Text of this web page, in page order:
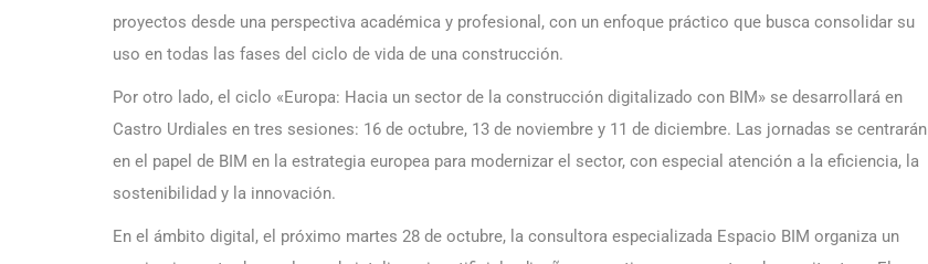
proyectos desde una perspectiva académica y profesional, con un enfoque práctico que busca consolidar su
uso en todas las fases del ciclo de vida de una construcción.
Por otro lado, el ciclo «Europa: Hacia un sector de la construcción digitalizado con BIM» se desarrollará en
Castro Urdiales en tres sesiones: 16 de octubre, 13 de noviembre y 11 de diciembre. Las jornadas se centrarán
en el papel de BIM en la estrategia europea para modernizar el sector, con especial atención a la eficiencia, la
sostenibilidad y la innovación.
En el ámbito digital, el próximo martes 28 de octubre, la consultora especializada Espacio BIM organiza un